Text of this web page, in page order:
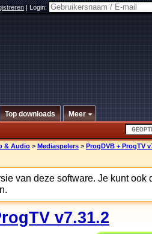
|Login:
Top downloads Meer
& Audio > Mediaspelers > ProgDVB + ProgTV
van deze software. Je kunt ook
v7.31.2